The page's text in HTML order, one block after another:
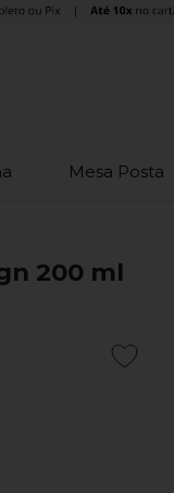
Mesa Posta
200 ml